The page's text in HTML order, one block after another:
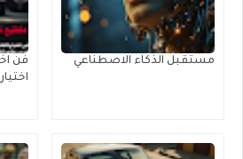
مستقبل الذكاء الاصطناعي
فن